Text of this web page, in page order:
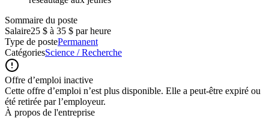
Sommaire du poste
Salaire25 $ à 35 $ par heure
Type de postePermanent
CatégoriesScience / Recherche
Offre d’emploi inactive
Cette offre d’emploi n’est plus disponible. Elle a peut-être expiré ou
été retirée par l’employeur.
À propos de l'entreprise